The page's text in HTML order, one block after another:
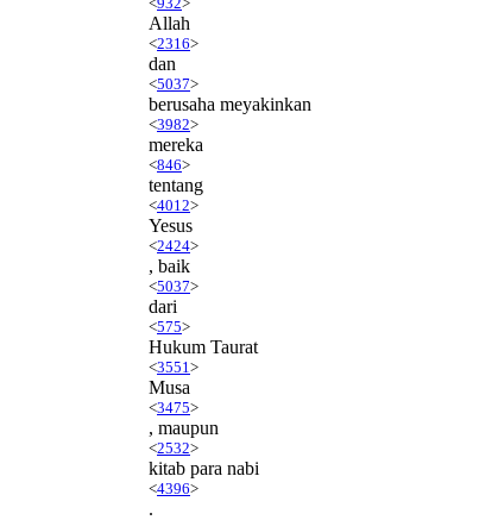
Allah
<2316>
dan
<5037>
berusaha meyakinkan
<3982>
mereka
<846>
tentang
<4012>
Yesus
<2424>
, baik
<5037>
dari
<575>
Hukum Taurat
<3551 >
Musa
<3475>
, maupun
<2532>
kitab para nabi
<4396>
.